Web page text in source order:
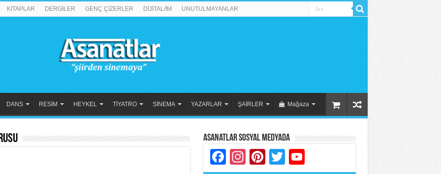
KİTAPLAR DERGİLER GENÇ ÇİZERLER DİJİTAL/İM UNUTULMAYANLAR
DANS RESİM HEYKEL TİYATRO SİNEMA YAZARLAR ŞAİRLER Mağaza
Asanatlar Sosyal Medyada
Facebook
Instagram
Pinterest
Twitter